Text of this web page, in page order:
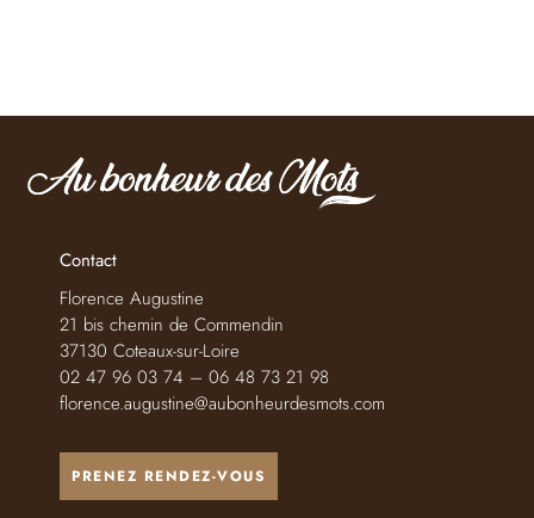
Contact
Florence Augustine
21 bis chemin de Commendin
37130 Coteaux-sur-Loire
02 47 96 03 74 – 06 48 73 21 98
florence.augustine@aubonheurdesmots.com
PRENEZ RENDEZ-VOUS